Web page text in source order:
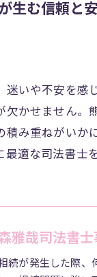
生む信頼と
迷いや不安を感
欠かせません。
積み重ねがいか
適な司法書士
雅哉司法書士
続が発生した際、